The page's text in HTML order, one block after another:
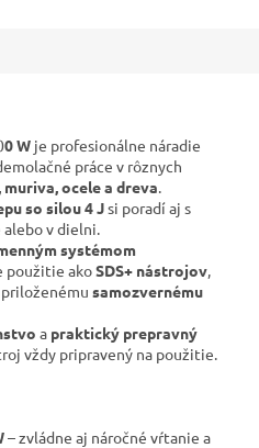
0 W je profesionálne náradie
práce v rôznych
muriva, ocele a dreva.
so silou 4 Jsi poradí aj s
alebo v dielni.
systémom
použitie akoSDS+ nástrojov,
samozvernému
a praktický prepravný
vždy pripravený na použitie.
– zvládne aj náročné vŕtanie a